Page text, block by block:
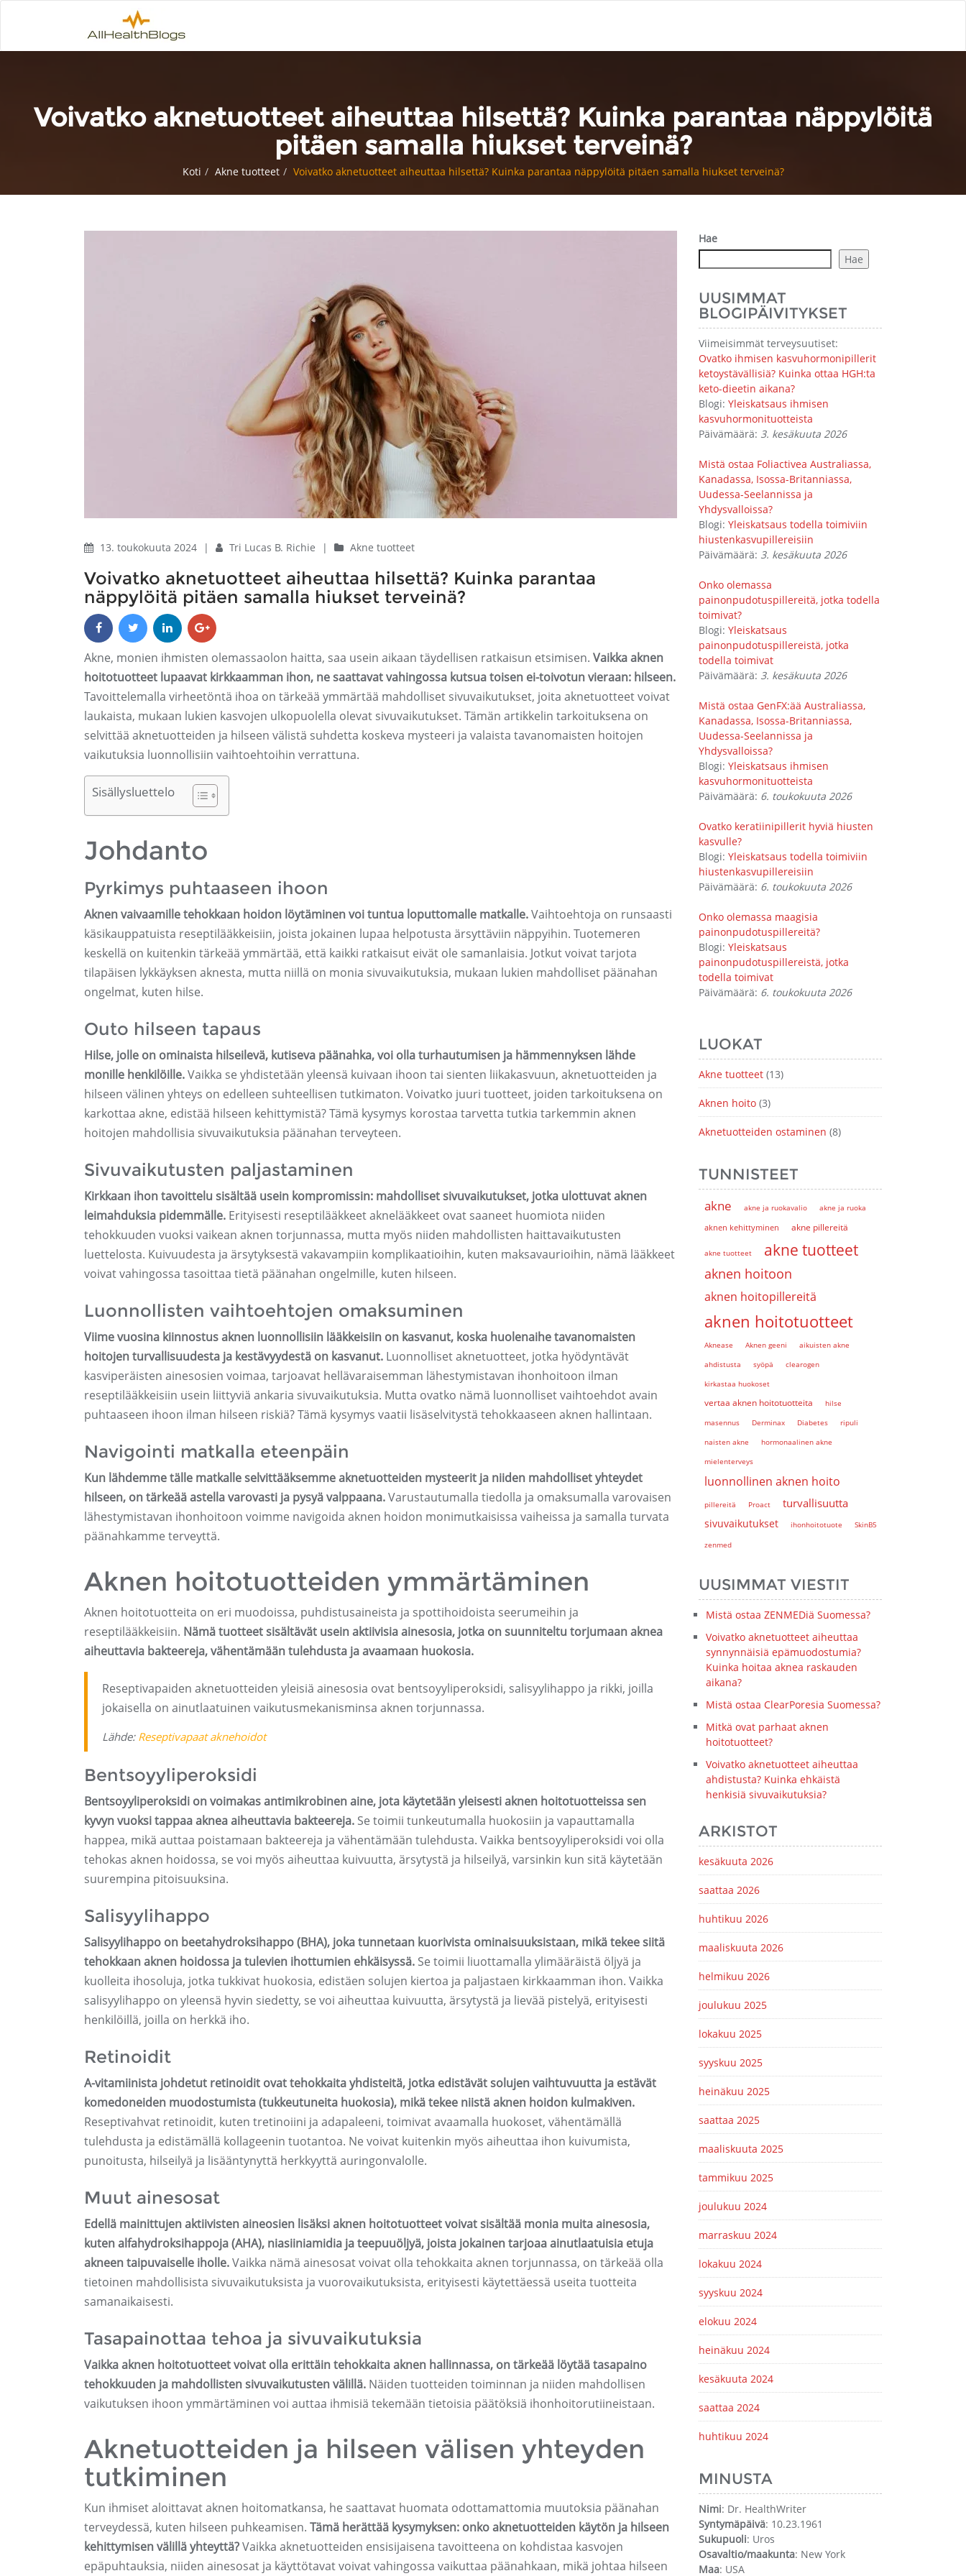
Voivatko aknetuotteet aiheuttaa hilsettä? Kuinka parantaa näppylöitä
pitäen samalla hiukset terveinä?
Koti Akne tuotteet Voivatko aknetuotteet aiheuttaa hilsettä? Kuinka parantaa näppylöitä pitäen samalla hiukset terveinä?
13. toukokuuta 2024 | Tri Lucas B. Richie | Akne tuotteet
Voivatko aknetuotteet aiheuttaa hilsettä? Kuinka parantaa
näppylöitä pitäen samalla hiukset terveinä?
Akne, monien ihmisten olemassaolon haitta, saa usein aikaan täydellisen ratkaisun etsimisen. Vaikka aknen
hoitotuotteet lupaavat kirkkaamman ihon, ne saattavat vahingossa kutsua toisen ei-toivotun vieraan: hilseen.
Tavoittelemalla virheetöntä ihoa on tärkeää ymmärtää mahdolliset sivuvaikutukset, joita aknetuotteet voivat
laukaista, mukaan lukien kasvojen ulkopuolella olevat sivuvaikutukset. Tämän artikkelin tarkoituksena on
selvittää aknetuotteiden ja hilseen välistä suhdetta koskeva mysteeri ja valaista tavanomaisten hoitojen
vaikutuksia luonnollisiin vaihtoehtoihin verrattuna.
Sisällysluettelo
Johdanto
Pyrkimys puhtaaseen ihoon
Aknen vaivaamille tehokkaan hoidon löytäminen voi tuntua loputtomalle matkalle.Vaihtoehtoja on runsaasti
käsikauppatuista reseptilääkkeisiin, joista jokainen lupaa helpotusta ärsyttäviin näppyihin. Tuotemeren
keskellä on kuitenkin tärkeää ymmärtää, että kaikki ratkaisut eivät ole samanlaisia. Jotkut voivat tarjota
tilapäisen lykkäyksen aknesta, mutta niillä on monia sivuvaikutuksia, mukaan lukien mahdolliset päänahan
ongelmat, kuten hilse.
Outo hilseen tapaus
Hilse, jolle on ominaista hilseilevä, kutiseva päänahka, voi olla turhautumisen ja hämmennyksen lähde
monille henkilöille.Vaikka se yhdistetään yleensä kuivaan ihoon tai sienten liikakasvuun, aknetuotteiden ja
hilseen välinen yhteys on edelleen suhteellisen tutkimaton. Voivatko juuri tuotteet, joiden tarkoituksena on
karkottaa akne, edistää hilseen kehittymistä? Tämä kysymys korostaa tarvetta tutkia tarkemmin aknen
hoitojen mahdollisia sivuvaikutuksia päänahan terveyteen.
Sivuvaikutusten paljastaminen
Kirkkaan ihon tavoittelu sisältää usein kompromissin: mahdolliset sivuvaikutukset, jotka ulottuvat aknen
leimahduksia pidemmälle. Erityisesti reseptilääkkeet aknelääkkeet ovat saaneet huomiota niiden
tehokkuuden vuoksi vaikean aknen torjunnassa, mutta myös niiden mahdollisten haittavaikutusten
luettelosta. Kuivuudesta ja ärsytyksestä vakavampiin komplikaatioihin, kuten maksavaurioihin, nämä lääkkeet
voivat vahingossa tasoittaa tietä päänahan ongelmille, kuten hilseen.
Luonnollisten vaihtoehtojen omaksuminen
Viime vuosina kiinnostus aknen luonnollisiin lääkkeisiin on kasvanut, koska huolenaihe tavanomaisten
hoitojen turvallisuudesta ja kestävyydestä on kasvanut. Luonnolliset aknetuotteet, jotka hyödyntävät
kasviperäisten ainesosien voimaa, tarjoavat hellävaraisemman lähestymistavan ihonhoitoon ilman
reseptilääkkeisiin usein liittyviä ankaria sivuvaikutuksia. Mutta ovatko nämä luonnolliset vaihtoehdot avain
puhtaaseen ihoon ilman hilseen riskiä? Tämä kysymys vaatii lisäselvitystä tehokkaaseen aknen hallintaan.
Navigointi matkalla eteenpäin
Kun lähdemme tälle matkalle selvittääksemme aknetuotteiden mysteerit ja niiden mahdolliset yhteydet
hilseen, on tärkeää astella varovasti ja pysyä valppaana.Varustautumalla tiedolla ja omaksumalla varovaisen
lähestymistavan ihonhoitoon voimme navigoida aknen hoidon monimutkaisissa vaiheissa ja samalla turvata
päänahkamme terveyttä.
Aknen hoitotuotteiden ymmärtäminen
Aknen hoitotuotteita on eri muodoissa, puhdistusaineista ja spottihoidoista seerumeihin ja
reseptilääkkeisiin. Nämä tuotteet sisältävät usein aktiivisia ainesosia, jotka on suunniteltu torjumaan aknea
aiheuttavia bakteereja, vähentämään tulehdusta ja avaamaan huokosia.
Reseptivapaiden aknetuotteiden yleisiä ainesosia ovat bentsoyyliperoksidi, salisyylihappo ja rikki, joilla
jokaisella on ainutlaatuinen vaikutusmekanisminsa aknen torjunnassa.
Lähde: Reseptivapaat aknehoidot
Bentsoyyliperoksidi
Bentsoyyliperoksidi on voimakas antimikrobinen aine, jota käytetään yleisesti aknen hoitotuotteissa sen
kyvyn vuoksi tappaa aknea aiheuttavia bakteereja. Se toimii tunkeutumalla huokosiin ja vapauttamalla
happea, mikä auttaa poistamaan bakteereja ja vähentämään tulehdusta. Vaikka bentsoyyliperoksidi voi olla
tehokas aknen hoidossa, se voi myös aiheuttaa kuivuutta, ärsytystä ja hilseilyä, varsinkin kun sitä käytetään
suurempina pitoisuuksina.
Salisyylihappo
Salisyylihappo on beetahydroksihappo (BHA), joka tunnetaan kuorivista ominaisuuksistaan, mikä tekee siitä
tehokkaan aknen hoidossa ja tulevien ihottumien ehkäisyssä. Se toimii liuottamalla ylimääräistä öljyä ja
kuolleita ihosoluja, jotka tukkivat huokosia, edistäen solujen kiertoa ja paljastaen kirkkaamman ihon. Vaikka
salisyylihappo on yleensä hyvin siedetty, se voi aiheuttaa kuivuutta, ärsytystä ja lievää pistelyä, erityisesti
henkilöillä, joilla on herkkä iho.
Retinoidit
A-vitamiinista johdetut retinoidit ovat tehokkaita yhdisteitä, jotka edistävät solujen vaihtuvuutta ja estävät
komedoneiden muodostumista (tukkeutuneita huokosia), mikä tekee niistä aknen hoidon kulmakiven.
Reseptivahvat retinoidit, kuten tretinoiini ja adapaleeni, toimivat avaamalla huokoset, vähentämällä
tulehdusta ja edistämällä kollageenin tuotantoa. Ne voivat kuitenkin myös aiheuttaa ihon kuivumista,
punoitusta, hilseilyä ja lisääntynyttä herkkyyttä auringonvalolle.
Muut ainesosat
Edellä mainittujen aktiivisten aineosien lisäksi aknen hoitotuotteet voivat sisältää monia muita ainesosia,
kuten alfahydroksihappoja (AHA), niasiiniamidia ja teepuuöljyä, joista jokainen tarjoaa ainutlaatuisia etuja
akneen taipuvaiselle iholle.Vaikka nämä ainesosat voivat olla tehokkaita aknen torjunnassa, on tärkeää olla
tietoinen mahdollisista sivuvaikutuksista ja vuorovaikutuksista, erityisesti käytettäessä useita tuotteita
samanaikaisesti.
Tasapainottaa tehoa ja sivuvaikutuksia
Vaikka aknen hoitotuotteet voivat olla erittäin tehokkaita aknen hallinnassa, on tärkeää löytää tasapaino
tehokkuuden ja mahdollisten sivuvaikutusten välillä. Näiden tuotteiden toiminnan ja niiden mahdollisen
vaikutuksen ihoon ymmärtäminen voi auttaa ihmisiä tekemään tietoisia päätöksiä ihonhoitorutiineistaan.
Aknetuotteiden ja hilseen välisen yhteyden
tutkiminen
Kun ihmiset aloittavat aknen hoitomatkansa, he saattavat huomata odottamattomia muutoksia päänahan
terveydessä, kuten hilseen puhkeamisen. Tämä herättää kysymyksen: onko aknetuotteiden käytön ja hilseen
kehittymisen välillä yhteyttä?Vaikka aknetuotteiden ensisijaisena tavoitteena on kohdistaa kasvojen
epäpuhtauksia, niiden ainesosat ja käyttötavat voivat vahingossa vaikuttaa päänahkaan, mikä johtaa hilseen
Hae
Hae
UUSIMMAT
BLOGIPÄIVITYKSET
Viimeisimmät terveysuutiset:
Ovatko ihmisen kasvuhormonipillerit
ketoystävällisiä? Kuinka ottaa HGH:ta
keto-dieetin aikana?
Blogi: Yleiskatsaus ihmisen
kasvuhormonituotteista
Päivämäärä: 3. kesäkuuta 2026
Mistä ostaa Foliactivea Australiassa,
Kanadassa, Isossa-Britanniassa,
Uudessa-Seelannissa ja
Yhdysvalloissa?
Blogi: Yleiskatsaus todella toimiviin
hiustenkasvupillereisiin
Päivämäärä: 3. kesäkuuta 2026
Onko olemassa
painonpudotuspillereitä, jotka todella
toimivat?
Blogi: Yleiskatsaus
painonpudotuspillereistä, jotka
todella toimivat
Päivämäärä: 3. kesäkuuta 2026
Mistä ostaa GenFX:ää Australiassa,
Kanadassa, Isossa-Britanniassa,
Uudessa-Seelannissa ja
Yhdysvalloissa?
Blogi: Yleiskatsaus ihmisen
kasvuhormonituotteista
Päivämäärä: 6. toukokuuta 2026
Ovatko keratiinipillerit hyviä hiusten
kasvulle?
Blogi: Yleiskatsaus todella toimiviin
hiustenkasvupillereisiin
Päivämäärä: 6. toukokuuta 2026
Onko olemassa maagisia
painonpudotuspillereitä?
Blogi: Yleiskatsaus
painonpudotuspillereistä, jotka
todella toimivat
Päivämäärä: 6. toukokuuta 2026
LUOKAT
Akne tuotteet (13)
Aknen hoito (3)
Aknetuotteiden ostaminen (8)
TUNNISTEET
akne akne ja ruokavalio
akne ja ruoka
aknen kehittyminen
akne pillereitä
akne tuotteet akne tuotteet
aknen hoitoon
aknen hoitopillereitä
aknen hoitotuotteet
Aknease Aknen geeni
aikuisten akne
ahdistusta
syöpä
clearogen
kirkastaa huokoset
vertaa aknen hoitotuotteita
hilse
masennus
Derminax Diabetes
ripuli
naisten akne
hormonaalinen akne
mielenterveys
luonnollinen aknen hoito
pillereitä Proact turvallisuutta
sivuvaikutukset ihonhoitotuote
SkinB5
zenmed
UUSIMMAT VIESTIT
Mistä ostaa ZENMEDiä Suomessa?
Voivatko aknetuotteet aiheuttaa
synnynnäisiä epämuodostumia?
Kuinka hoitaa aknea raskauden
aikana?
Mistä ostaa ClearPoresia Suomessa?
Mitkä ovat parhaat aknen
hoitotuotteet?
Voivatko aknetuotteet aiheuttaa
ahdistusta? Kuinka ehkäistä
henkisiä sivuvaikutuksia?
ARKISTOT
kesäkuuta 2026
saattaa 2026
huhtikuu 2026
maaliskuuta 2026
helmikuu 2026
joulukuu 2025
lokakuu 2025
syyskuu 2025
heinäkuu 2025
saattaa 2025
maaliskuuta 2025
tammikuu 2025
joulukuu 2024
marraskuu 2024
lokakuu 2024
syyskuu 2024
elokuu 2024
heinäkuu 2024
kesäkuuta 2024
saattaa 2024
huhtikuu 2024
MINUSTA
Nimi: Dr. HealthWriter
Syntymäpäivä: 10.23.1961
Sukupuoli: Uros
Osavaltio/maakunta: New York
Maa: USA